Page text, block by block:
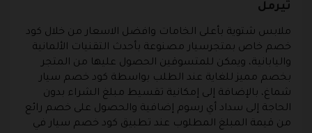
ثيرمل
ملابس شتوية بأعلى الخامات وافضل الاسعار من خلال كود
خصم خاص بمتجرسيار مصنوعة بأحدث التقنيات الألمانية
واليابانية، ويمكن للمتسوقين الحصول عليها من المتجر
بخصم مميز للغاية عند الطلب بواسطة كود خصم سيار
شماغ، بالإضافة إلى إمكانية تقسيط مبلغ الشراء بدون
الحاجة إلى سداد أي رسوم إضافية والحصول على خصم رائع
من قيمة المبلغ المطلوب عند تطبيق كود خصم سيار في